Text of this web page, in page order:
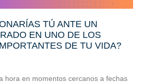
TÚ ANTE UN
EN UNO DE LOS
DE TU VIDA?
hora en momentos cercanos a fechas